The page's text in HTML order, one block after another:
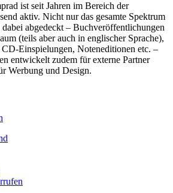
ist seit Jahren im Bereich der
aktiv. Nicht nur das gesamte Spektrum
abgedeckt – Buchveröffentlichungen
(teils aber auch in englischer Sprache),
Einspielungen, Noteneditionen etc. –
entwickelt zudem für externe Partner
Werbung und Design.